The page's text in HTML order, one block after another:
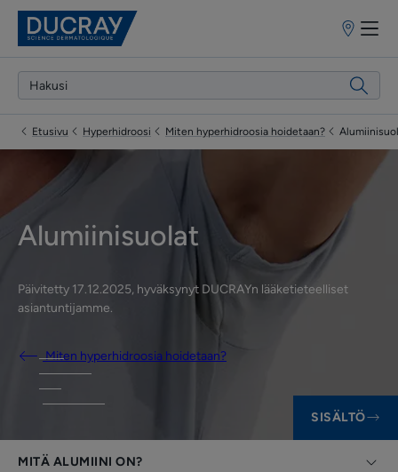
Etusivu Hyperhidroosi Miten hyperhidroosia hoidetaan?
Alumiinisuolat
Päivitetty 17.12.2025, hyväksynyt DUCRAYn lääketieteelliset
asiantuntijamme.
Miten hyperhidroosia hoidetaan?
SISÄLTÖ
MITÄ ALUMIINI ON?